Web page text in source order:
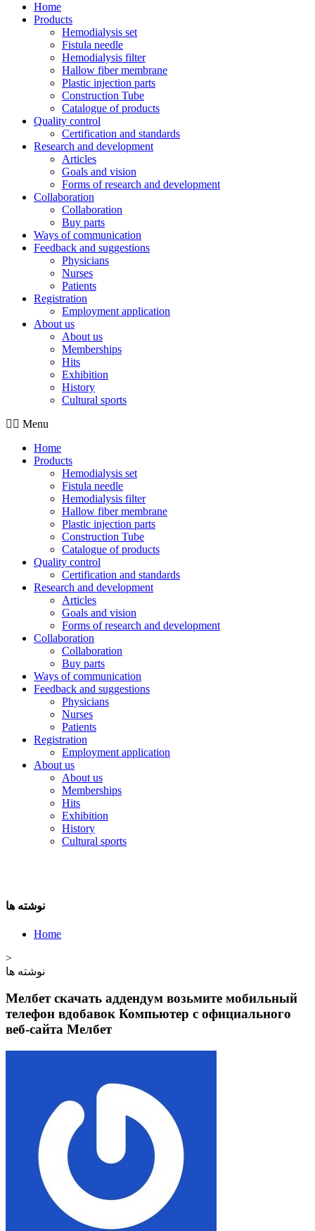
Home
Products
Hemodialysis set
Fistula needle
Hemodialysis filter
Hallow fiber membrane
Plastic injection parts
Construction Tube
Catalogue of products
Quality control
Certification and standards
Research and development
Articles
Goals and vision
Forms of research and development
Collaboration
Collaboration
Buy parts
Ways of communication
Feedback and suggestions
Physicians
Nurses
Patients
Registration
Employment application
About us
About us
Memberships
Hits
Exhibition
History
Cultural sports
Menu
Home
Products
Hemodialysis set
Fistula needle
Hemodialysis filter
Hallow fiber membrane
Plastic injection parts
Construction Tube
Catalogue of products
Quality control
Certification and standards
Research and development
Articles
Goals and vision
Forms of research and development
Collaboration
Collaboration
Buy parts
Ways of communication
Feedback and suggestions
Physicians
Nurses
Patients
Registration
Employment application
About us
About us
Memberships
Hits
Exhibition
History
Cultural sports
نوشته ها
Home
>
نوشته ها
Мелбет скачать аддендум возьмите мобильный
телефон вдобавок Компьютер с официального
веб-сайта Мелбет